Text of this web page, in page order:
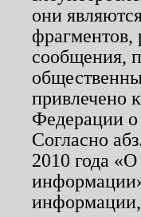
они
фрагментов,
сообщения,
привлечено
Федерации
Согласно
2010 года
информации,